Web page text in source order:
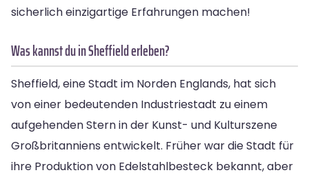
sicherlich einzigartige Erfahrungen machen!
Was kannst du in Sheffield erleben?
Sheffield, eine Stadt im Norden Englands, hat sich
von einer bedeutenden Industriestadt zu einem
aufgehenden Stern in der Kunst- und Kulturszene
Großbritanniens entwickelt. Früher war die Stadt für
ihre Produktion von Edelstahlbesteck bekannt, aber